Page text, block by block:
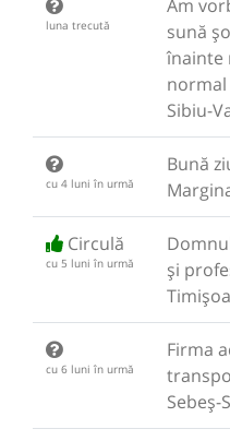
luna trecută
Am
sună
înainte
normal
Sibiu-
cu 4 luni în urmă
Bună
Circulă
cu 5 luni în urmă
și
cu 6 luni în urmă
Firma
Sebeș-